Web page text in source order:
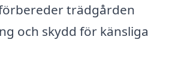
trädgården
och skydd för känsliga